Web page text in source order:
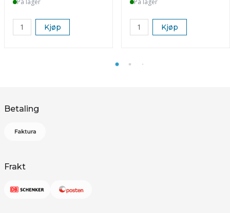
På lager
Kjøp
På lager
Kjøp
Betaling
Frakt